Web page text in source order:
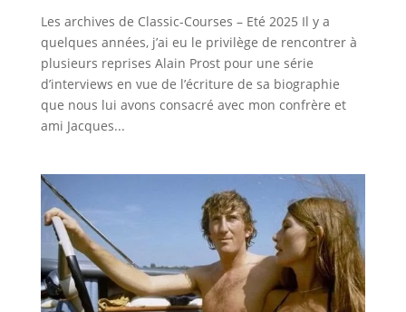
Les archives de Classic-Courses – Eté 2025 Il y a
quelques années, j’ai eu le privilège de rencontrer à
plusieurs reprises Alain Prost pour une série
d’interviews en vue de l’écriture de sa biographie
que nous lui avons consacré avec mon confrère et
ami Jacques...